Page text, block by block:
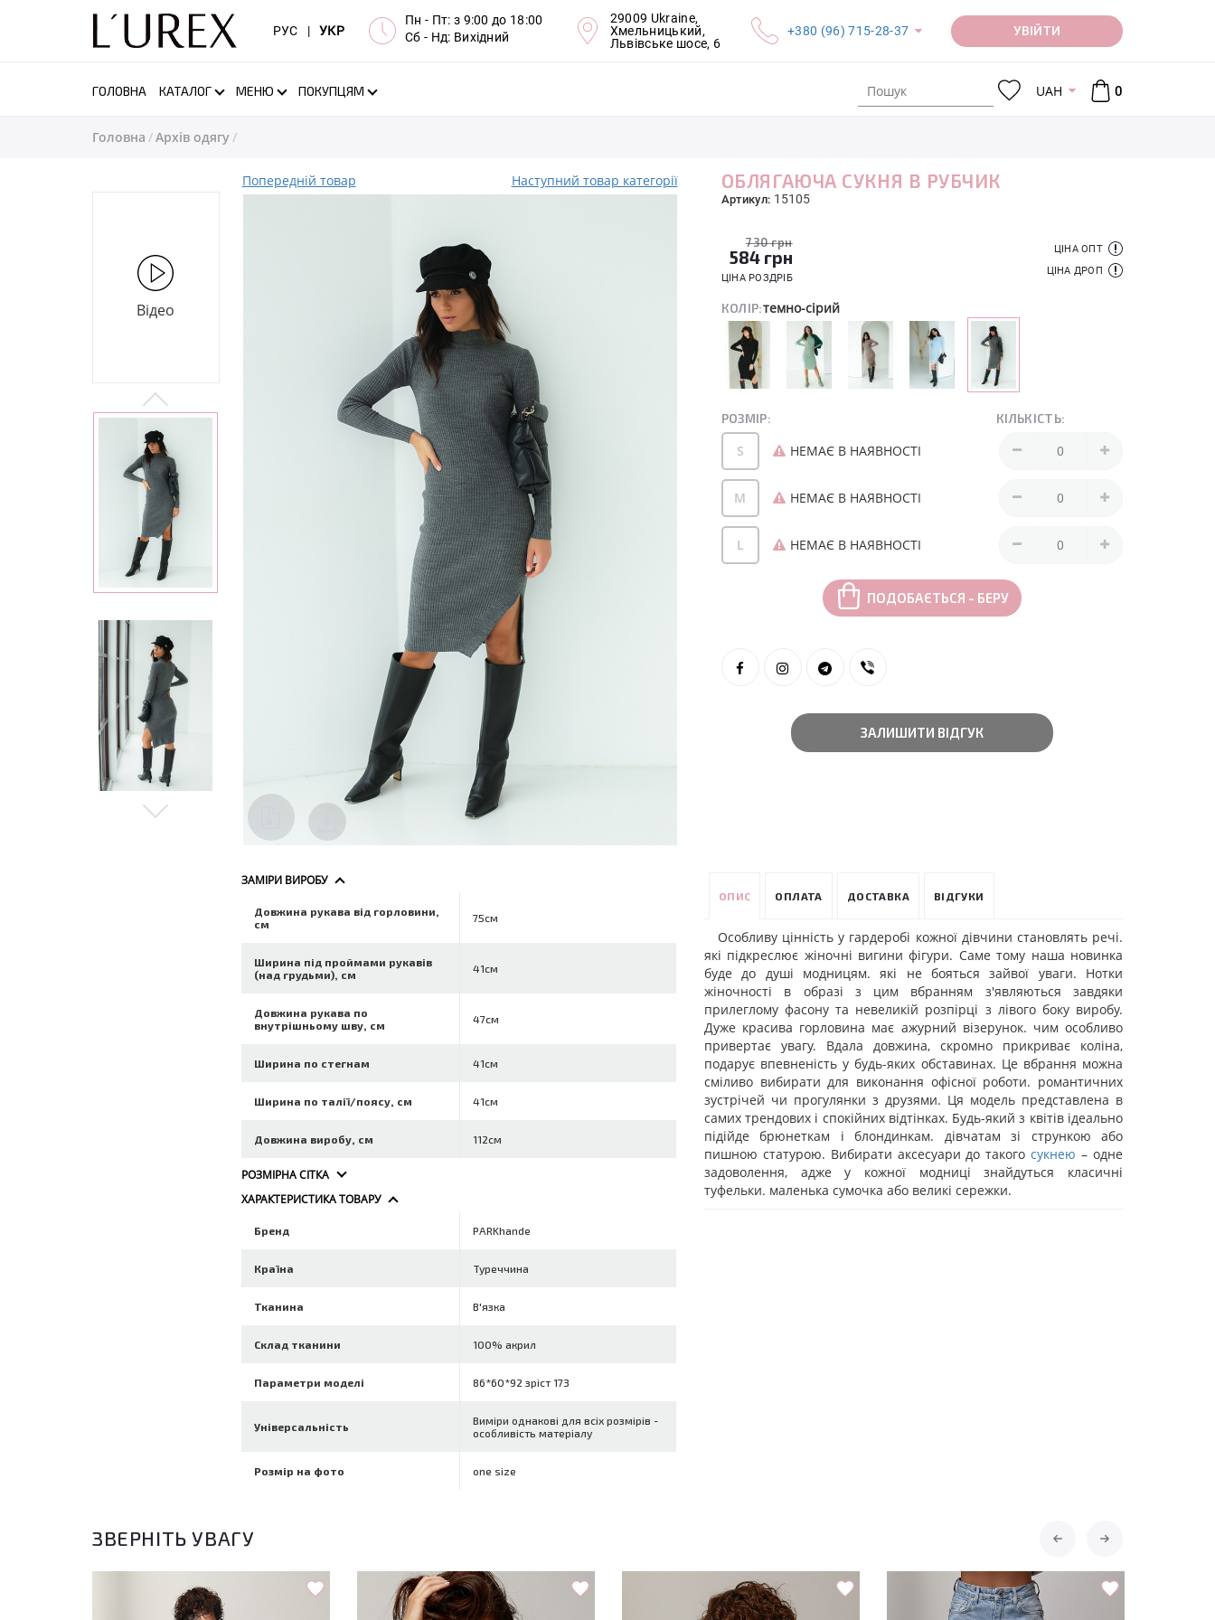
РУС | УКР
Пн - Пт: з 9:00 до 18:00
Сб - Нд: Вихідний
29009 Ukraine,
Хмельницький,
Львівське шосе, 6
+380 (96) 715-28-37 УВІЙТИ
ГОЛОВНА КАТАЛОГ МЕНЮ ПОКУПЦЯМ UAH 0
Головна Архів одягу
Відео
Попередній товар Наступний товар категорії ОБЛЯГАЮЧА СУКНЯ В РУБЧИК
Артикул: 15105
730 грн
584грн
ЦІНА РОЗДРІБ
ЦІНА ОПТ
ЦІНА ДРОП
КОЛІР:темно-сірий
РОЗМІР: КІЛЬКІСТЬ:
S НЕМАЄ В НАЯВНОСТІ
M НЕМАЄ В НАЯВНОСТІ
L НЕМАЄ В НАЯВНОСТІ
ПОДОБАЄТЬСЯ - БЕРУ
ЗАЛИШИТИ ВІДГУК
ЗАМІРИ ВИРОБУ
Довжина рукава від горловини,
см
75см
Ширина під проймами рукавів
(над грудьми), см
41см
Довжина рукава по
внутрішньому шву, см
47см
Ширина по стегнам 41см
Ширина по талії/поясу, см 41см
Довжина виробу, см 112см
РОЗМІРНА СІТКА
ХАРАКТЕРИСТИКА ТОВАРУ
Бренд PARKhande
Країна Туреччина
Тканина В'язка
Склад тканини 100% акрил
Параметри моделі 86*60*92 зріст 173
Універсальність
Виміри однакові для всіх розмірів -
особливість матеріалу
Розмір на фото one size
ОПИС ОПЛАТА ДОСТАВКА ВІДГУКИ
Особливу цінність у гардеробі кожної дівчини становлять речі.
які підкреслює жіночні вигини фігури. Саме тому наша новинка
буде до душі модницям. які не бояться зайвої уваги. Нотки
жіночності в образі з цим вбранням з'являються завдяки
прилеглому фасону та невеликій розпірці з лівого боку виробу.
Дуже красива горловина має ажурний візерунок. чим особливо
привертає увагу. Вдала довжина, скромно прикриває коліна,
подарує впевненість у будь-яких обставинах. Це вбрання можна
сміливо вибирати для виконання офісної роботи. романтичних
зустрічей чи прогулянки з друзями. Ця модель представлена в
самих трендових і спокійних відтінках. Будь-який з квітів ідеально
підійде брюнеткам і блондинкам. дівчатам зі стрункою або
пишною статурою. Вибирати аксесуари до такогосукнею– одне
задоволення, адже у кожної модниці знайдуться класичні
туфельки. маленька сумочка або великі сережки.
ЗВЕРНІТЬ УВАГУ